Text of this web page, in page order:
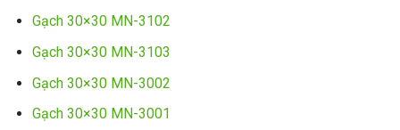
Gạch 30×30 MN-3102
Gạch 30×30 MN-3103
Gạch 30×30 MN-3002
Gạch 30×30 MN-3001